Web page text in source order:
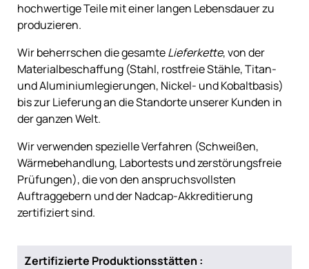
hochwertige Teile mit einer langen Lebensdauer zu
produzieren.
Wir beherrschen die gesamteLieferkette, von der
Materialbeschaffung (Stahl, rostfreie Stähle, Titan-
und Aluminiumlegierungen, Nickel- und Kobaltbasis)
bis zur Lieferung an die Standorte unserer Kunden in
der ganzen Welt.
Wir verwenden spezielle Verfahren (Schweißen,
Wärmebehandlung, Labortests und zerstörungsfreie
Prüfungen), die von den anspruchsvollsten
Auftraggebern und der Nadcap-Akkreditierung
zertifiziert sind.
Zertifizierte Produktionsstätten :